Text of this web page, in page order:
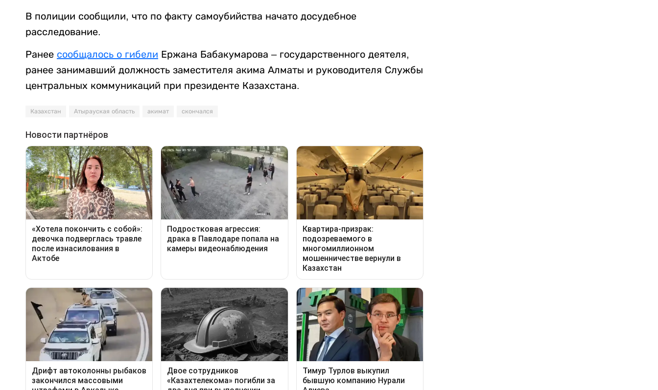
В полиции сообщили, что по факту самоубийства начато досудебное
расследование.
Ранее сообщалось о гибели Ержана Бабакумарова – государственного деятеля,
ранее занимавший должность заместителя акима Алматы и руководителя Службы
центральных коммуникаций при президенте Казахстана.
Казахстан Атырауская область акимат скончался